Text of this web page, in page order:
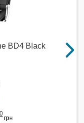
BD4 Black
грн